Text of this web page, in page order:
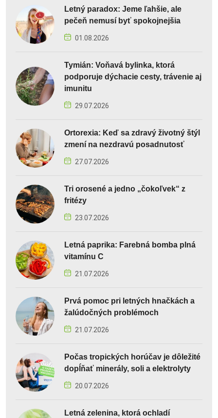
Letný paradox: Jeme ľahšie, ale
pečeň nemusí byť spokojnejšia
01.08.2026
Tymián: Voňavá bylinka, ktorá
podporuje dýchacie cesty, trávenie aj
imunitu
29.07.2026
Ortorexia: Keď sa zdravý životný štýl
zmení na nezdravú posadnutosť
27.07.2026
Tri orosené a jedno „čokoľvek“ z
fritézy
23.07.2026
Letná paprika: Farebná bomba plná
vitamínu C
21.07.2026
Prvá pomoc pri letných hnačkách a
žalúdočných problémoch
21.07.2026
Počas tropických horúčav je dôležité
dopĺňať minerály, soli a elektrolyty
20.07.2026
Letná zelenina, ktorá ochladí